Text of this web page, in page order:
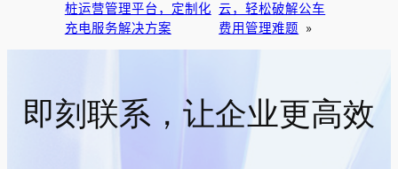
桩运营管理平台，定制化
充电服务解决方案
云，轻松破解公车
费用管理难题
»
即刻联系，让企业更高效